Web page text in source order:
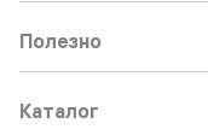
Полезно
Каталог